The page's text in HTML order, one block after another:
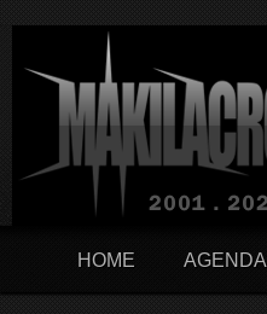
HOME AGENDA